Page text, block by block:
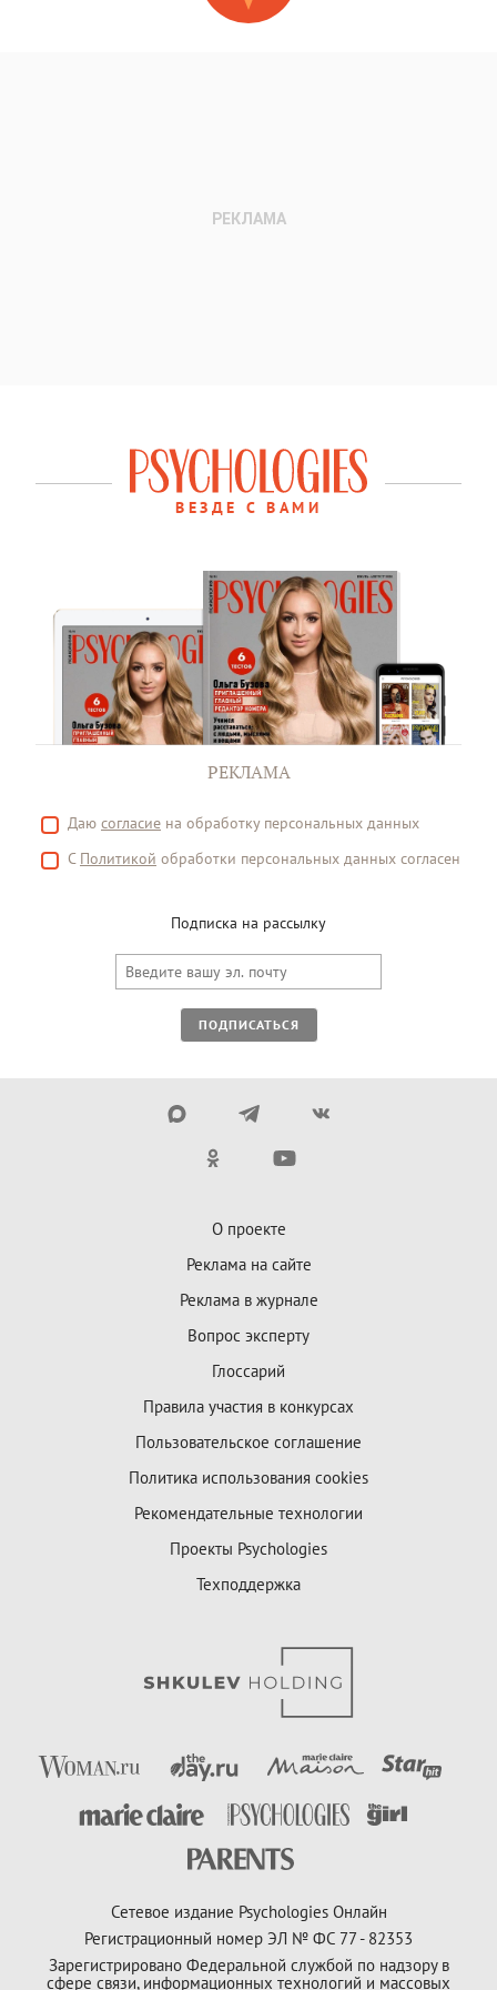
ВЕЗДЕ С ВАМИ
РЕКЛАМА
Даю согласие на обработку персональных данных
С Политикой обработки персональных данных согласен
Подписка на рассылку
ПОДПИСАТЬСЯ
О проекте
Реклама на сайте
Реклама в журнале
Вопрос эксперту
Глоссарий
Правила участия в конкурсах
Пользовательское соглашение
Политика использования cookies
Рекомендательные технологии
Проекты Psychologies
Техподдержка
Сетевое издание Psychologies Онлайн
Регистрационный номер ЭЛ № ФС 77 - 82353
Зарегистрировано Федеральной службой по надзору в
сфере связи, информационных технологий и массовых